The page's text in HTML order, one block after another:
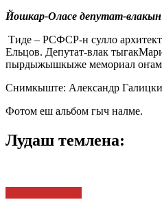
Йошкар-Оласе депутат-
Тиде – РСФСР-н сулло
Ельцов. Депутат-влак
пырдыжышкыже мемориал
Снимкыште: Александр
Фотом еш альбом гыч налме.
Лудаш темлена: